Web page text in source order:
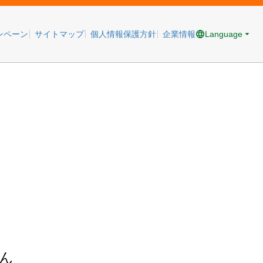
ペーン サイトマップ 個人情報保護方針 企業情報 Language